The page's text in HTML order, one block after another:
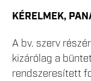
KÉRELMEK,
A bv. szerv
kizárólag a
rendszeresített